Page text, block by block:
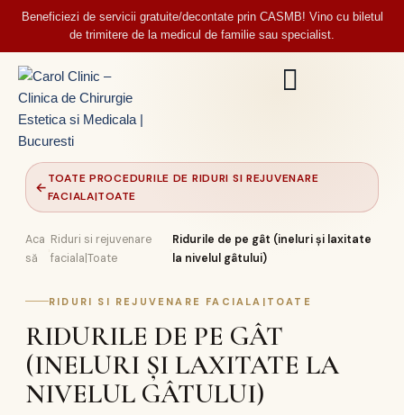
Beneficiezi de servicii gratuite/decontate prin CASMB! Vino cu biletul
de trimitere de la medicul de familie sau specialist.
←
TOATE PROCEDURILE DE RIDURI SI REJUVENARE
FACIALA|TOATE
Aca
să
Riduri si rejuvenare
faciala|Toate
Ridurile de pe gât (ineluri și laxitate
la nivelul gâtului)
RIDURI SI REJUVENARE FACIALA|TOATE
RIDURILE DE PE GÂT
(INELURI ȘI LAXITATE LA
NIVELUL GÂTULUI)